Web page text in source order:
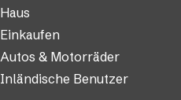
Haus
Einkaufen
Autos & Motorräder
Inländische Benutzer